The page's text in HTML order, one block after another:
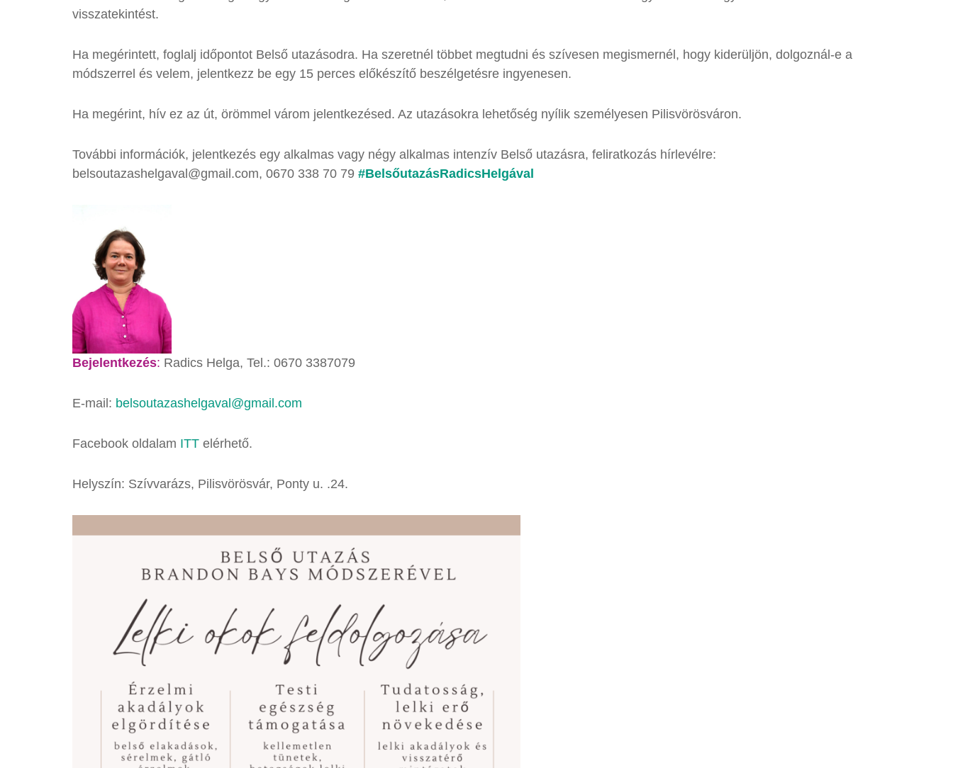
visszatekintést.
Ha megérintett, foglalj időpontot Belső utazásodra. Ha szeretnél többet megtudni és szívesen megismernél, hogy kiderüljön, dolgoznál-e a
módszerrel és velem, jelentkezz be egy 15 perces előkészítő beszélgetésre ingyenesen.
Ha megérint, hív ez az út, örömmel várom jelentkezésed. Az utazásokra lehetőség nyílik személyesen Pilisvörösváron.
További információk, jelentkezés egy alkalmas vagy négy alkalmas intenzív Belső utazásra, feliratkozás hírlevélre:
belsoutazashelgaval@gmail.com, 0670 338 70 79 #BelsőutazásRadicsHelgával
Bejelentkezés: Radics Helga, Tel.: 0670 3387079
E-mail: belsoutazashelgaval@gmail.com
Facebook oldalam ITT elérhető.
Helyszín: Szívvarázs, Pilisvörösvár, Ponty u. .24.